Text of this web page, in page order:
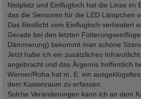
Nistplatz und Einflugloch hat die Linse im
das die Sensoren für die LED Lämpchen
Das Restlicht vom Einflugloch verhindert
Gerade bei den letzten
Dämmerung) bekommt man schöne
Jetzt habe ich ein zusätzliches
angebracht und das Ärgernis hoffentlich
Werner/Roha hat m. E. ein
dem Kastenraum zu erfassen.
Solche Veränderungen kann ich an dem